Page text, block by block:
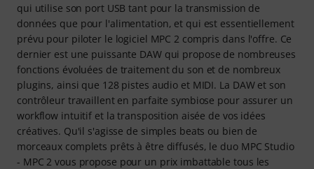
qui utilise son port USB tant pour la transmission de
données que pour l'alimentation, et qui est essentiellement
prévu pour piloter le logiciel MPC 2 compris dans l'offre. Ce
dernier est une puissante DAW qui propose de nombreuses
fonctions évoluées de traitement du son et de nombreux
plugins, ainsi que 128 pistes audio et MIDI. La DAW et son
contrôleur travaillent en parfaite symbiose pour assurer un
workflow intuitif et la transposition aisée de vos idées
créatives. Qu'il s'agisse de simples beats ou bien de
morceaux complets prêts à être diffusés, le duo MPC Studio
- MPC 2 vous propose pour un prix imbattable tous les